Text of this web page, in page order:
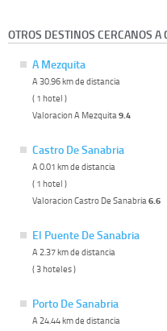
OTROS DESTINOS CERCANOS
A Mezquita
A 30.96 km de distancia
( 1 hotel )
Valoracion A Mezquita 9.4
Castro De Sanabria
A 0.01 km de distancia
( 1 hotel )
Valoracion Castro De Sanabria 6.6
El Puente De Sanabria
A 2.37 km de distancia
( 3 hoteles )
Porto De Sanabria
A 24.44 km de distancia